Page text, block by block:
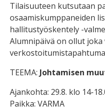
Tilaisuuteen kutsutaan
osaamiskumppaneiden
hallitustyöskentely -
Alumnipäivä on ollut
TEEMA: Johtamisen
Ajankohta: 29.8. klo 14-
Paikka: VARMA